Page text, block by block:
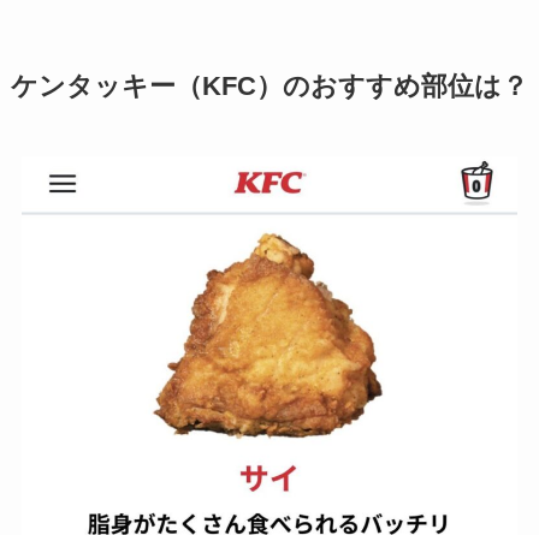
ケンタッキー（KFC）のおすすめ部位は？